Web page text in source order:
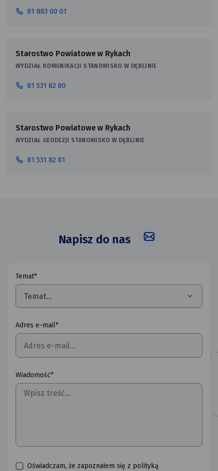
81 883 00 01
Starostwo Powiatowe w Rykach
WYDZIAŁ KOMUNIKACJI STANOWISKO W DĘBLINIE
81 531 82 80
Starostwo Powiatowe w Rykach
WYDZIAŁ GEODEZJI STANOWISKO W DĘBLINIE
81 531 82 81
Napisz do nas
Temat*
Temat...
Adres e-mail*
Wiadomość*
Oświadczam, że zapoznałem się z polityką